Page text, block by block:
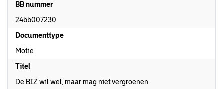
BB nummer
24bb007230
Documenttype
Motie
Titel
De BIZ wil wel, maar mag niet vergroenen